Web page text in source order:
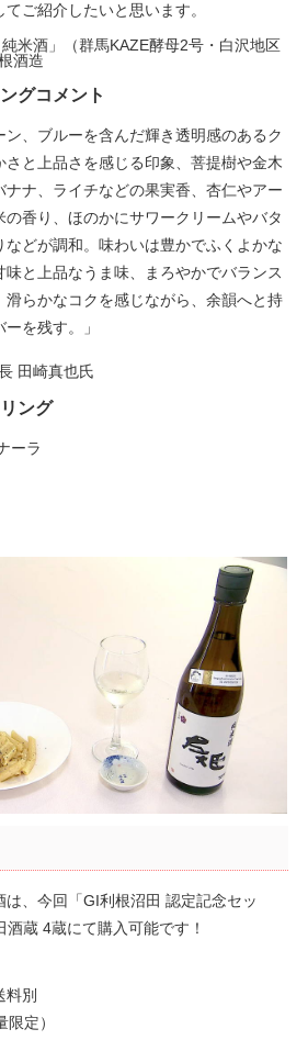
ご紹介したいと思います。
グコメント
ン、ブルーを含んだ輝き透明感のあるク
さと上品さを感じる印象、菩提樹や金木
ナナ、ライチなどの果実香、杏仁やアー
香り、ほのかにサワークリームやバタ
などが調和。味わいは豊かでふくよかな
と上品なうま味、まろやかでバランス
滑らかなコクを感じながら、余韻へと持
を残す。」
ング
ーラ
は、今回「GI利根沼田 認定記念セッ
酒蔵 4蔵にて購入可能です！
料別
定）